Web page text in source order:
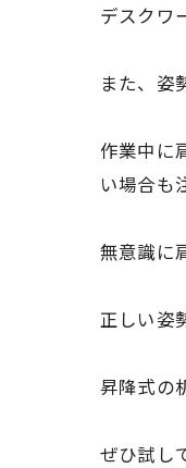
デスクワ
また、姿
作業中に
い場合も
無意識に
正しい姿
昇降式の
ぜひ試し